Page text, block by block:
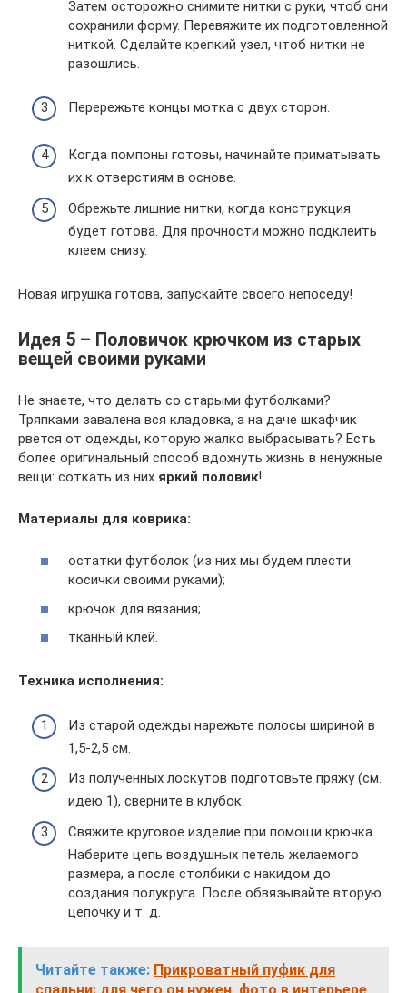
Затем осторожно снимите нитки с руки, чтоб они
сохранили форму. Перевяжите их подготовленной
ниткой. Сделайте крепкий узел, чтоб нитки не
разошлись.
Перережьте концы мотка с двух сторон.
Когда помпоны готовы, начинайте приматывать
их к отверстиям в основе.
Обрежьте лишние нитки, когда конструкция
будет готова. Для прочности можно подклеить
клеем снизу.
Новая игрушка готова, запускайте своего непоседу!
Идея 5 – Половичок крючком из старых
вещей своими руками
Не знаете, что делать со старыми футболками?
Тряпками завалена вся кладовка, а на даче шкафчик
рвется от одежды, которую жалко выбрасывать? Есть
более оригинальный способ вдохнуть жизнь в ненужные
вещи: соткать из них яркий половик!
Материалы для коврика:
остатки футболок (из них мы будем плести
косички своими руками);
крючок для вязания;
тканный клей.
Техника исполнения:
Из старой одежды нарежьте полосы шириной в
1,5-2,5 см.
Из полученных лоскутов подготовьте пряжу (см.
идею 1), сверните в клубок.
Свяжите круговое изделие при помощи крючка.
Наберите цепь воздушных петель желаемого
размера, а после столбики с накидом до
создания полукруга. После обвязывайте вторую
цепочку и т. д.
Читайте также: Прикроватный пуфик для